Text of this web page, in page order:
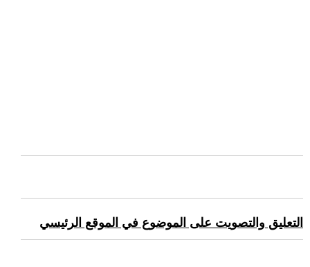
التعليق والتصويت على الموضوع في الموقع الرئيسي